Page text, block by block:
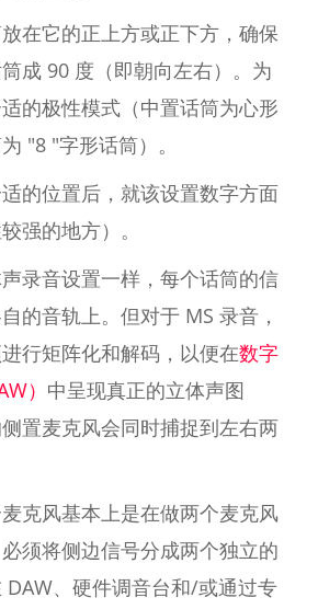
在它的正上方或正下方，确保
成 90 度（即朝向左右）。为
的极性模式（中置话筒为心形
"8 "字形话筒）。
的位置后，就该设置数字方面
强的地方）。
录音设置一样，每个话筒的信
的音轨上。但对于 MS 录音，
行矩阵化和解码，以便在数字
） 中呈现真正的立体声图
置麦克风会同时捕捉到左右两
克风基本上是在做两个麦克风
须将侧边信号分成两个独立的
DAW、硬件调音台和/或通过专